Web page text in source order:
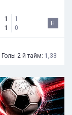
1
1
1
0
Н
Голы 2-й тайм: 1,33